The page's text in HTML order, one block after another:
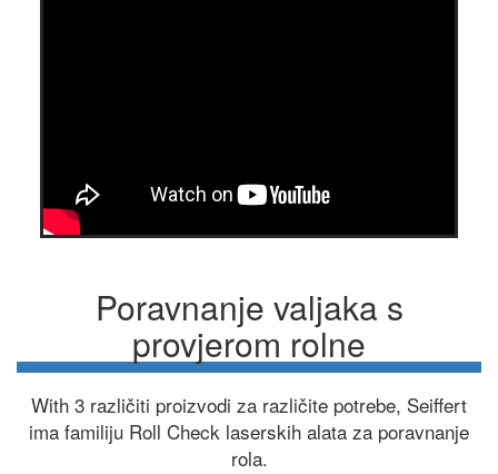
Poravnanje valjaka s
provjerom rolne
With 3 različiti proizvodi za različite potrebe, Seiffert
ima familiju Roll Check laserskih alata za poravnanje
rola.